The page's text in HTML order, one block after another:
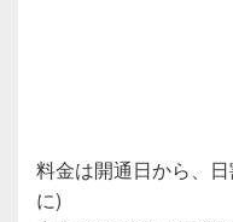
料金は開通日から、
に)